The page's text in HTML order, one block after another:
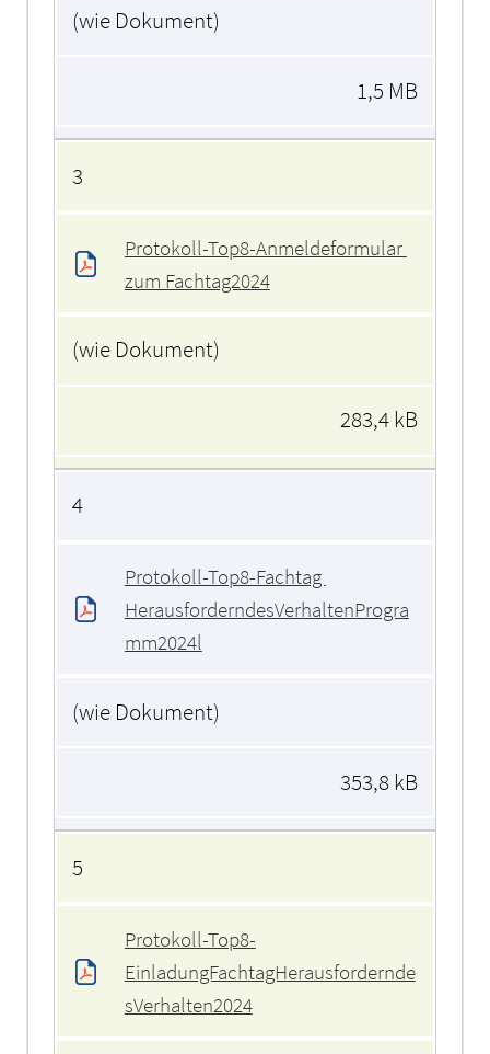
(wie Dokument)
1,5 MB
3
Protokoll-Top8-Anmeldeformular
zum Fachtag2024
(wie Dokument)
283,4 kB
4
Protokoll-Top8-Fachtag
HerausforderndesVerhaltenProgra
mm2024l
(wie Dokument)
353,8 kB
5
Protokoll-Top8-
EinladungFachtagHerausfordernde
sVerhalten2024